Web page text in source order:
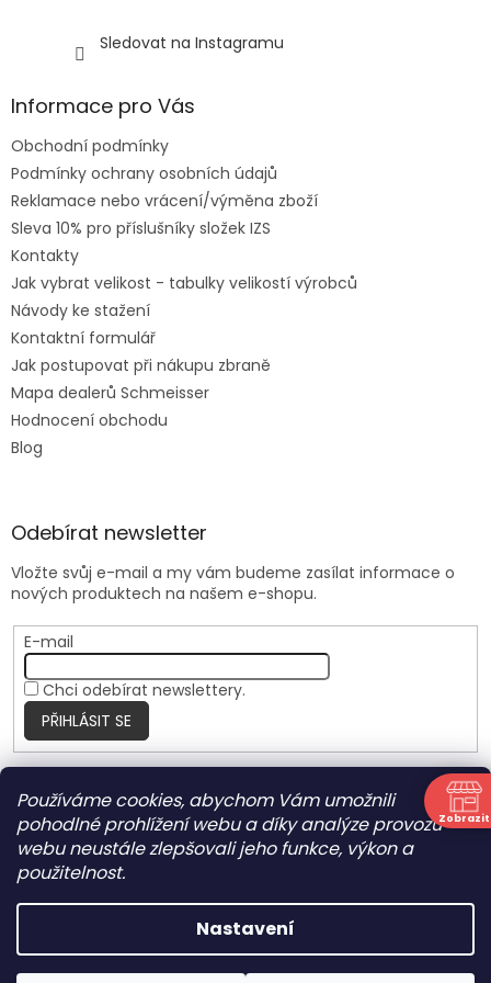
Používáme cookies, abychom Vám umožnili
pohodlné prohlížení webu a díky analýze provozu
webu neustále zlepšovali jeho funkce, výkon a
použitelnost.
Nastavení
Sledovat na Instagramu
Informace pro Vás
Obchodní podmínky
Podmínky ochrany osobních údajů
Reklamace nebo vrácení/výměna zboží
Sleva 10% pro příslušníky složek IZS
Kontakty
Jak vybrat velikost - tabulky velikostí výrobců
Návody ke stažení
Kontaktní formulář
Jak postupovat při nákupu zbraně
Mapa dealerů Schmeisser
Hodnocení obchodu
Blog
Odebírat newsletter
Vložte svůj e-mail a my vám budeme zasílat informace o
nových produktech na našem e-shopu.
E-mail
Chci odebírat newslettery.
PŘIHLÁSIT SE
Nite Ize Czech
Vytvořil Shoptet
Zobrazit